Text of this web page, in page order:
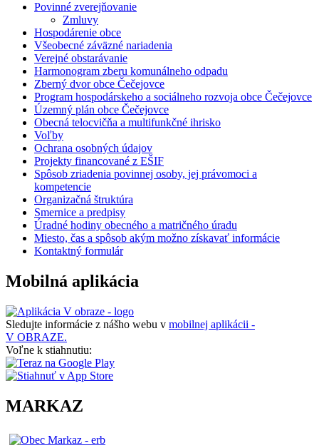
Povinné zverejňovanie
Zmluvy
Hospodárenie obce
Všeobecné záväzné nariadenia
Verejné obstarávanie
Harmonogram zberu komunálneho odpadu
Zberný dvor obce Čečejovce
Program hospodárskeho a sociálneho rozvoja obce Čečejovce
Územný plán obce Čečejovce
Obecná telocvičňa a multifunkčné ihrisko
Voľby
Ochrana osobných údajov
Projekty financované z EŠIF
Spôsob zriadenia povinnej osoby, jej právomoci a
kompetencie
Organizačná štruktúra
Smernice a predpisy
Úradné hodiny obecného a matričného úradu
Miesto, čas a spôsob akým možno získavať informácie
Kontaktný formulár
Mobilná aplikácia
Sledujte informácie z nášho webu v mobilnej aplikácii -
V OBRAZE.
Voľne k stiahnutiu:
MARKAZ